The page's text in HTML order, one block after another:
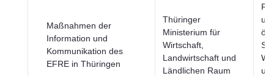
Maßnahmen der
Information und
Kommunikation des
EFRE in Thüringen
Thüringer
Ministerium für
Wirtschaft,
Landwirtschaft und
Ländlichen Raum